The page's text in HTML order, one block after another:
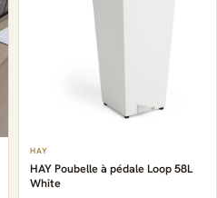
HAY
HAY Poubelle à pédale Loop 58L
White